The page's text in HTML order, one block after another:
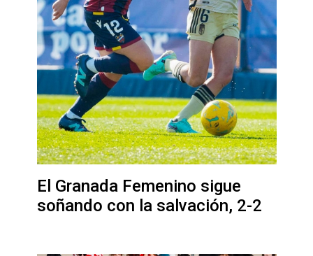
El Granada Femenino sigue
soñando con la salvación, 2-2